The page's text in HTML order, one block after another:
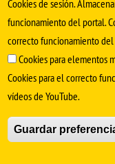
SÍGUENOS EN
Cookies de sesión.
funcionamiento del portal.
correcto funcionamiento
Cookies para elementos
Cookies para el correcto
vídeos de YouTube.
Guardar